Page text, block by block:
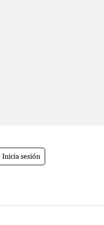
Inicia sesión